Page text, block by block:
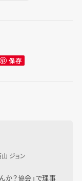
ジョン
か？協会」で理事